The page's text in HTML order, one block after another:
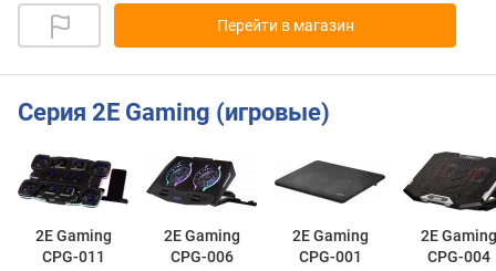
Перейти в магазин
Серия 2E Gaming (игровые)
2E Gaming
CPG-011
2E Gaming
CPG-006
2E Gaming
CPG-001
2E Gaming
CPG-004